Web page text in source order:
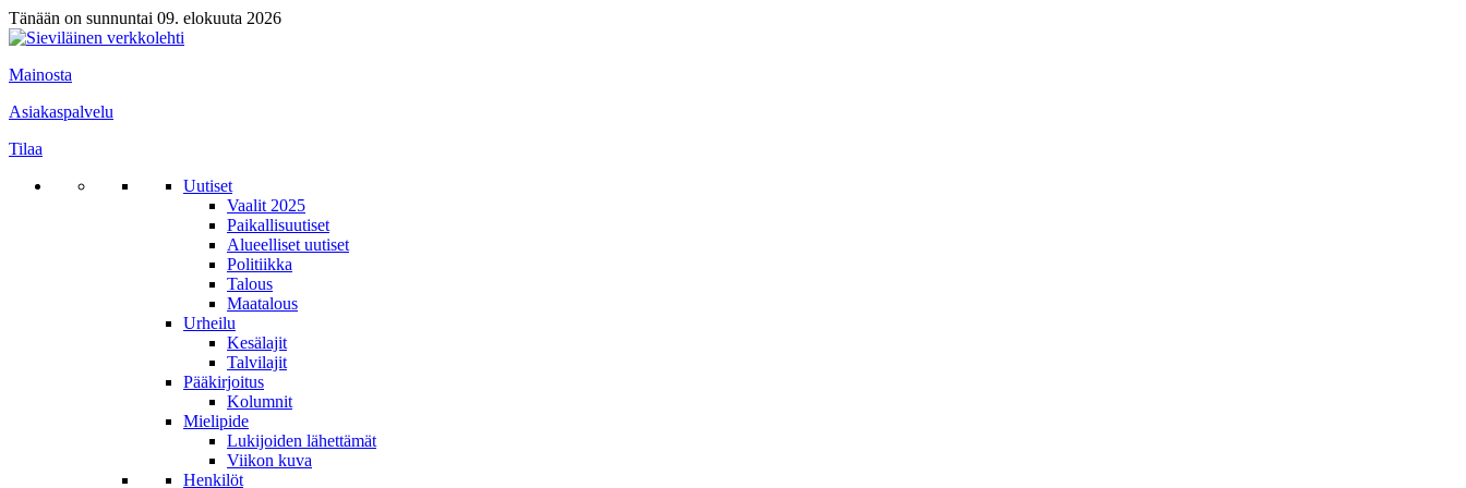
Tänään on sunnuntai 09. elokuuta 2026
Mainosta
Asiakaspalvelu
Tilaa
Uutiset
Vaalit 2025
Paikallisuutiset
Alueelliset uutiset
Politiikka
Talous
Maatalous
Urheilu
Kesälajit
Talvilajit
Pääkirjoitus
Kolumnit
Mielipide
Lukijoiden lähettämät
Viikon kuva
Henkilöt